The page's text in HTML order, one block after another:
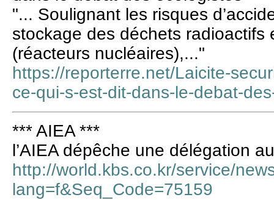
"... Soulignant les risques
stockage des déchets radioactifs
(réacteurs nucléaires),..."
https://reporterre.net/Laicite-
ce-qui-s-est-dit-dans-le-debat-
*** AIEA ***
l’AIEA dépêche une délégation
http://world.kbs.co.kr/service/
lang=f&Seq_Code=75159